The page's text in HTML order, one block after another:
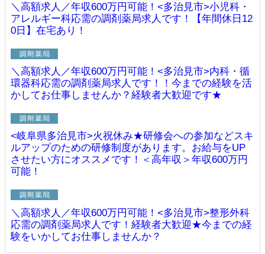
＼高額求人／年収600万円可能！<多治見市>小児科・
アレルギー科応需の調剤薬局求人です！【年間休日12
0日】在宅あり！
＼高額求人／年収600万円可能！<多治見市>内科・循
環器科応需の調剤薬局求人です！！今までの経験を活
かしてお仕事しませんか？経験者大歓迎です★
<岐阜県多治見市>火祝休み★研修会への参加などスキ
ルアップのための研修制度があります。お給与をUP
させたい方にオススメです！＜高年収＞年収600万円
可能！
＼高額求人／年収600万円可能！<多治見市>整形外科
応需の調剤薬局求人です！経験者大歓迎★今までの経
験をいかしてお仕事しませんか？